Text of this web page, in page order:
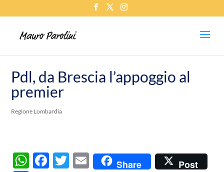
Pdl, da Brescia l’appoggio al
premier
Regione Lombardia
W F
T
E
Share Post